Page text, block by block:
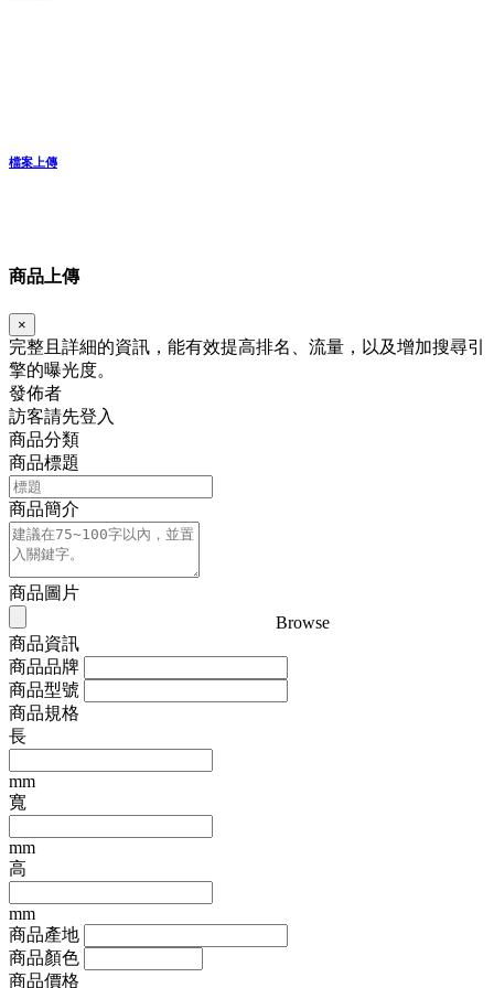
檔案上傳
商品上傳
×
完整且詳細的資訊，能有效提高排名、流量，以及增加搜尋引
擎的曝光度。
發佈者
訪客請先登入
商品分類
商品標題
商品簡介
商品圖片
Browse
商品資訊
商品品牌
商品型號
商品規格
長
mm
寬
mm
高
mm
商品產地
商品顏色
商品價格